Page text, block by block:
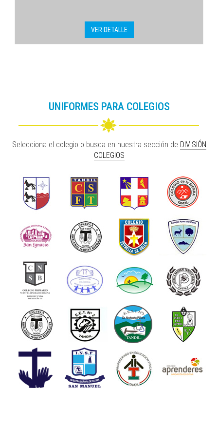
VER DETALLE
UNIFORMES PARA COLEGIOS
Selecciona el colegio o busca en nuestra sección de DIVISIÓN
COLEGIOS